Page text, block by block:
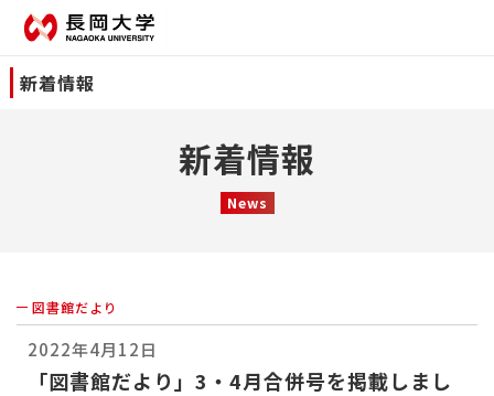
新着情報
News
新着情報
図書館だより
2022年4月12日
「図書館だより」3・4月合併号を掲載しまし